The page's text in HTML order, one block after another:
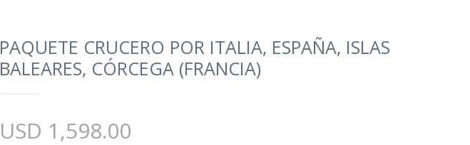
PAQUETE CRUCERO POR ITALIA, ESPAÑA, ISLAS
BALEARES, CÓRCEGA (FRANCIA)
USD 1,598.00